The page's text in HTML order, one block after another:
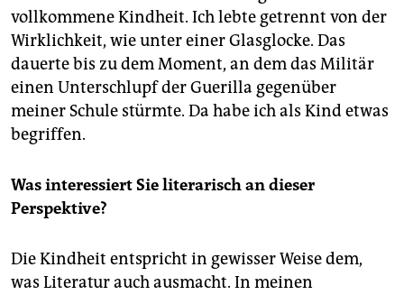
vollkommene Kindheit. Ich lebte getrennt von der
Wirklichkeit, wie unter einer Glasglocke. Das
dauerte bis zu dem Moment, an dem das Militär
einen Unterschlupf der Guerilla gegenüber
meiner Schule stürmte. Da habe ich als Kind etwas
begriffen.
Was interessiert Sie literarisch an dieser
Perspektive?
Die Kindheit entspricht in gewisser Weise dem,
was Literatur auch ausmacht. In meinen